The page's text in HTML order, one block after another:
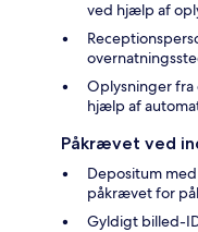
ved hjælp af
Oplysninger
hjælp af
Påkrævet ved
Depositum
påkrævet for
Gyldigt billed-